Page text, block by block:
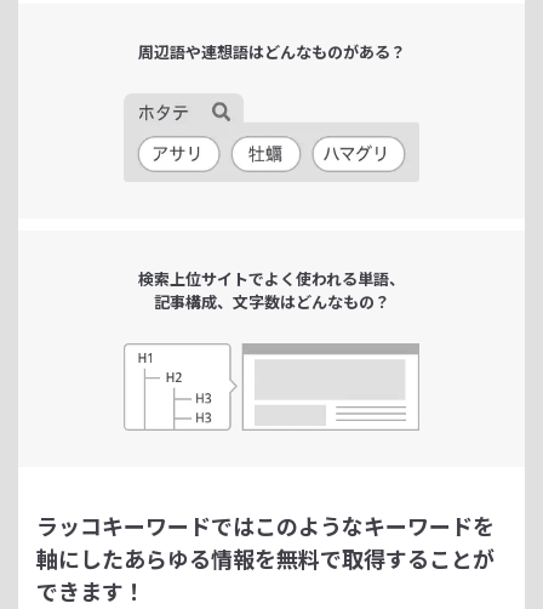
周辺語や連想語はどんなものがある？
検索上位サイトでよく使われる単語、
記事構成、文字数はどんなもの？
ラッコキーワードではこのようなキーワードを
軸にしたあらゆる情報を無料で取得することが
できます！